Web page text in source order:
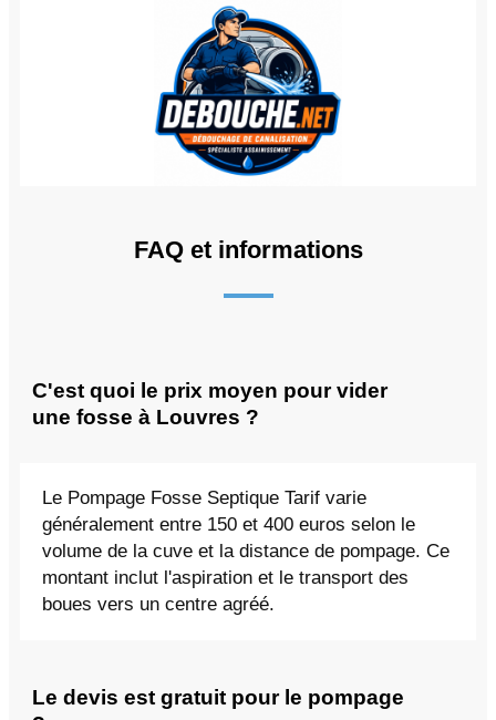
FAQ et informations
C'est quoi le prix moyen pour vider
une fosse à Louvres ?
Le Pompage Fosse Septique Tarif varie
généralement entre 150 et 400 euros selon le
volume de la cuve et la distance de pompage. Ce
montant inclut l'aspiration et le transport des
boues vers un centre agréé.
Le devis est gratuit pour le pompage